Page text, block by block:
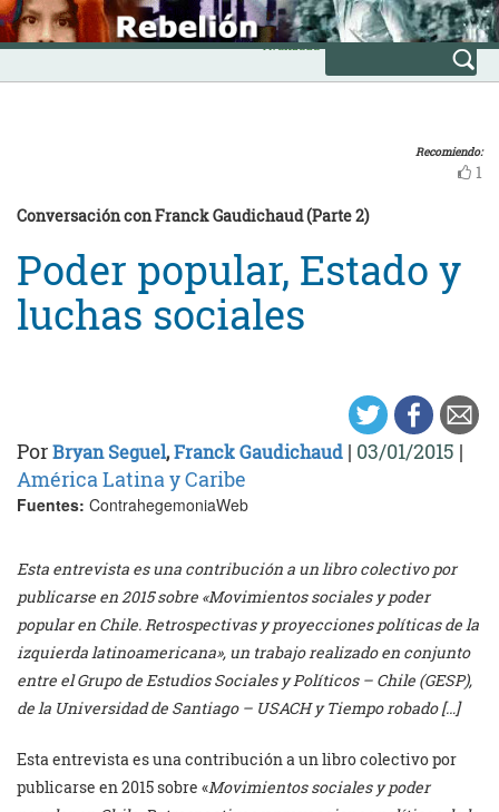
Skip
to
content
INICIO
Avanzada
Recomiendo:
1
Conversación con Franck Gaudichaud (Parte 2)
Poder popular, Estado y
luchas sociales
PorBryan Seguel,Franck Gaudichaud | 03/01/2015 |
América Latina y Caribe
Fuentes: ContrahegemoniaWeb
Esta entrevista es una contribución a un libro colectivo por
publicarse en 2015 sobre «Movimientos sociales y poder
popular en Chile. Retrospectivas y proyecciones políticas de la
izquierda latinoamericana», un trabajo realizado en conjunto
entre el Grupo de Estudios Sociales y Políticos – Chile (GESP),
de la Universidad de Santiago – USACH y Tiempo robado […]
Esta entrevista es una contribución a un libro colectivo por
publicarse en 2015 sobre «Movimientos sociales y poder